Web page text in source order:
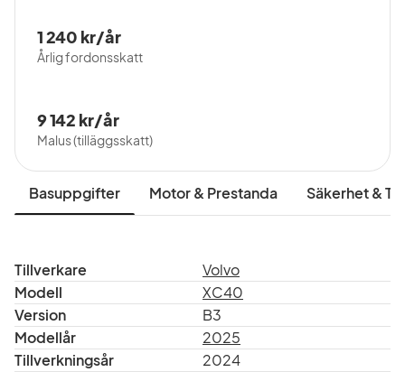
Årlig fordonsskatt
1 240 kr/år
Malus (tilläggsskatt)
9 142 kr/år
Basuppgifter Motor & Prestanda Säkerhet &
Tillverkare
Volvo
Modell
XC40
Version
B3
Modellår
2025
Tillverkningsår
2024